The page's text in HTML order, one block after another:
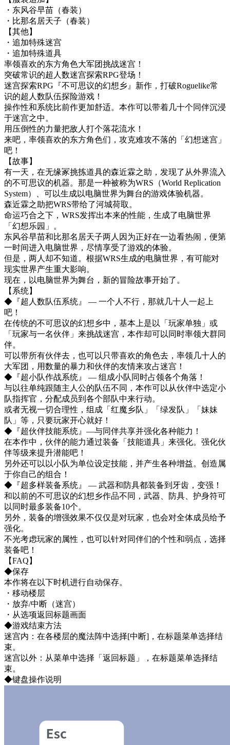
・东风谷早苗（春装）
・比那名居天子（春装）
【其他】
・追加特殊迷宫
・追加特殊道具
率领喜欢的东方角色大军团挑战迷宫！
突破常识的超人数迷宫探索RPG登场！
迷宫探索RPG『不可思议的幻想乡』新作，打破Roguelike常
识的超人数队伍探险游戏！
操作性和系统比前作更加舒适。本作可以带着几十个同伴沉浸
于迷宫之中。
用压倒性的力量把敌人打个落花流水！
来吧，率领喜欢的东方角色们，攻克难攻不落的「幻想迷宫」
吧！
【故事】
有一天，在无缘冢挑拣道具的森近霖之助，发现了从外界流入
的不可思议的机器。那是一种被称为WRS（World Replication
System）、可以生成以电脑世界为舞台的游戏体验机器。
森近霖之助把WRS带给了河城荷取。
命运巧合之下，WRS发挥出本来的性能，生成了电脑世界
「幻想乐园」。
东风谷早苗和比那名居天子两人因为正好在一边看热闹，便第
一时间进入电脑世界，尽情享受了游戏的体验。
但是，两人却不知道。根据WRS生成的电脑世界，有可能对
现实世界产生重大影响。
现在，以电脑世界为舞台，新的冒险故事开始了。
【系统】
◆『超人数队伍系统』 ― 一个人不行，那就几十人一起上
吧！
在传统的不可思议的幻想乡中，基本上是以「玩家单独」或
「玩家与一名伙伴」来挑战迷宫，本作却可以同时率领大群同
伴。
可以带所有伙伴去，也可以只带喜欢的角色去，率领几十人的
大军团，用数量的暴力和伙伴的友情来攻占迷宫！
◆『超小队作战系统』 ― 组成小队同时占领各个角落！
与以往单纯跟随主人公的队伍不同，本作可以从伙伴中选定小
队指挥官，分配成员到各个部队中来行动。
或者无视一切合理性，组成「红魔乡队」「绿发队」「妹妹
队」等，只要玩家开心就好！
◆『超伙伴技能系统』—与同伴共享并强化各种能力！
在本作中，伙伴的能力通过装备「技能道具」来强化。强化伙
伴等级来提升潜能吧！
另外还可以以小队为单位设定技能，并产生各种增益。创造属
于你自己的组合！
◆『超多样装备系统』 — 武器和防具都装备到牙齿，变强！
和以前的不可思议的幻想乡作品不同，武器、防具、护身符可
以同时最多装备10个。
另外，装备的增强效果不仅仅是对玩家，也会对全体成员给予
强化。
不光考虑玩家的属性，也可以针对同伴们的个性和弱点，选择
装备吧！
【FAQ】
◆保存
本作将在以下时机进行自动保存。
・移动楼层
・放弃/中断（迷宫）
・从选项返回标题画面
◆游戏结束方法
迷宫内：在各楼层的魔法阵中选择[中断]，在标题菜单选择结
束。
迷宫以外：从菜单中选择「返回标题」，在标题菜单选择结
束。
◆键盘操作说明